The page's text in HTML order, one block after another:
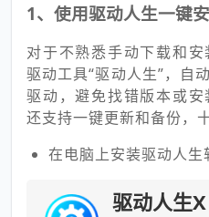
1、使用驱动人生一键
对于不熟悉手动下载和
驱动工具“驱动人生”，自
驱动，避免找错版本或
还支持一键更新和备份，
在电脑上安装驱动人生
驱动人生X